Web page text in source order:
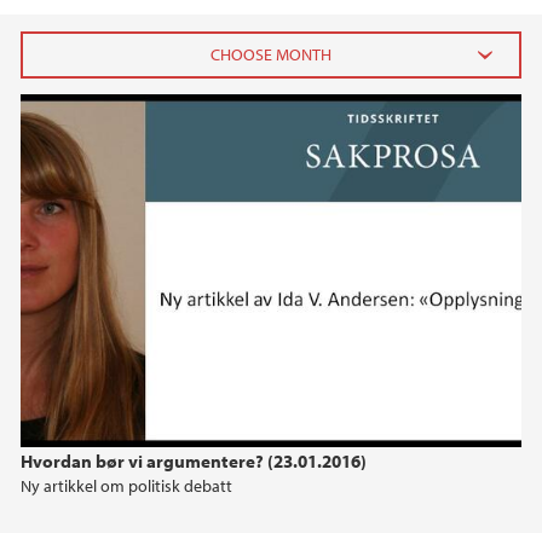
Hvordan bør vi argumentere? (23.01.2016)
Ny artikkel om politisk debatt
June (2)
2021
2016